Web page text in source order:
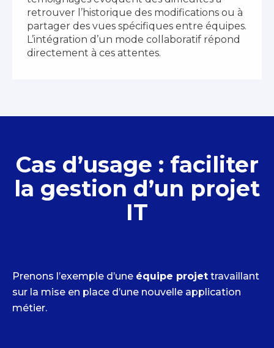
retrouver l’historique des modifications ou à
partager des vues spécifiques entre équipes.
L’intégration d’un mode collaboratif répond
directement à ces attentes.
Cas d’usage : faciliter
la gestion d’un projet
IT
Prenons l’exemple d’une équipe projet travaillant
sur la mise en place d’une nouvelle application
métier.